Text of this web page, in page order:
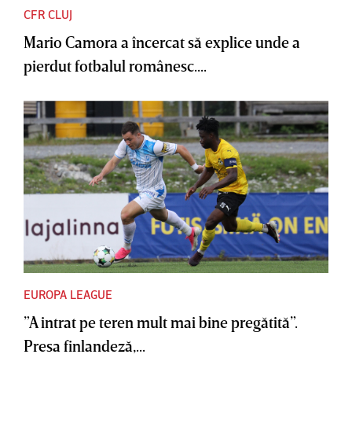
CFR CLUJ
Mario Camora a încercat să explice unde a
pierdut fotbalul românesc....
EUROPA LEAGUE
”A intrat pe teren mult mai bine pregătită”.
Presa finlandeză,...